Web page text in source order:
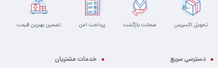
تحویل اکسپرس ضمانت بازگشت پرداخت امن تضمین بهترین قیمت
دسترسی سریع خدمات مشتریان